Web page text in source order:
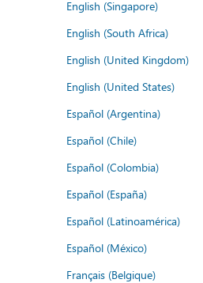
English (Singapore)
English (South Africa)
English (United Kingdom)
English (United States)
Español (Argentina)
Español (Chile)
Español (Colombia)
Español (España)
Español (Latinoamérica)
Español (México)
Français (Belgique)